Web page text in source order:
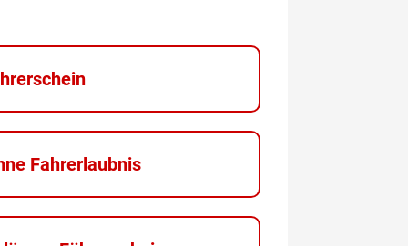
Fahrerlaubnis